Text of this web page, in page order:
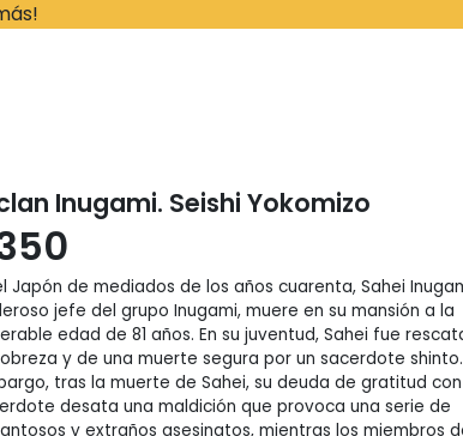
Inugami. Seishi Yokomizo
Japón de mediados de los años cuarenta, Sahei
jefe del grupo Inugami, muere en su mansión a la
edad de 81 años. En su juventud, Sahei fue
y de una muerte segura por un sacerdote shinto.
tras la muerte de Sahei, su deuda de gratitud
desata una maldición que provoca una serie de
y extraños asesinatos, mientras los miembros